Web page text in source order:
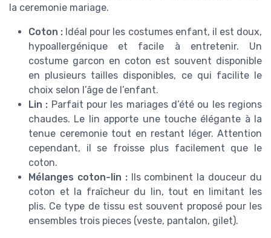
la ceremonie mariage.
Coton : Idéal pour les costumes enfant, il est doux,
hypoallergénique et facile à entretenir. Un
costume garcon en coton est souvent disponible
en plusieurs tailles disponibles, ce qui facilite le
choix selon l’âge de l’enfant.
Lin : Parfait pour les mariages d’été ou les regions
chaudes. Le lin apporte une touche élégante à la
tenue ceremonie tout en restant léger. Attention
cependant, il se froisse plus facilement que le
coton.
Mélanges coton-lin :Ils combinent la douceur du
coton et la fraîcheur du lin, tout en limitant les
plis. Ce type de tissu est souvent proposé pour les
ensembles trois pieces (veste, pantalon, gilet).